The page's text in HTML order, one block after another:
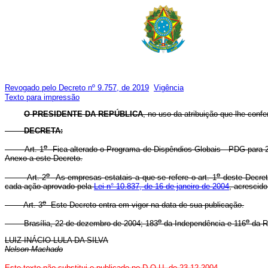
Revogado pelo Decreto nº 9.757, de 2019 Vigência
Texto para impressão
O PRESIDENTE DA REPÚBLICA, no uso da atribuição que lhe
DECRETA:
Art. 1oFica alterado o Programa de Dispêndios Globais - PDG
Anexo a este Decreto.
Art. 2oAs empresas estatais a que se refere o art. 1odeste
cada ação aprovado pelaLei n° 10.837, de 16 de janeiro de 2004,
Art. 3oEste Decreto entra em vigor na data de sua publicação.
Brasília, 22 de dezembro de 2004; 183oda Independência e 116oda
LUIZ INÁCIO LULA DA SILVA
Nelson Machado